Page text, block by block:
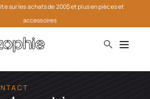
sur les achats de 200$ et plus en pièces et
accessoires